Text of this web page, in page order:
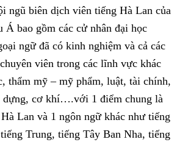
ngũ biên dịch viên tiếng Hà Lan của
Á bao gồm các cử nhân đại học
ngữ đã có kinh nghiệm và cả các
viên trong các lĩnh vực khác
thẩm mỹ – mỹ phẩm, luật, tài chính,
dựng, cơ khí….với 1 điểm chung là
Lan và 1 ngôn ngữ khác như tiếng
Trung, tiếng Tây Ban Nha, tiếng